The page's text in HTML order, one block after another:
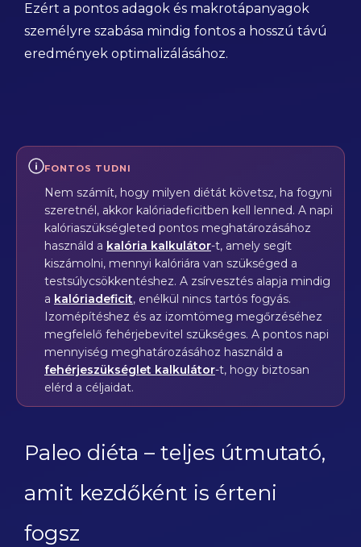
Ezért a pontos adagok és makrotápanyagok
személyre szabása mindig fontos a hosszú távú
eredmények optimalizálásához.
FONTOS TUDNI
Nem számít, hogy milyen diétát követsz, ha fogyni
szeretnél, akkor kalóriadeficitben kell lenned. A napi
kalóriaszükségleted pontos meghatározásához
használd a kalória kalkulátor-t, amely segít
kiszámolni, mennyi kalóriára van szükséged a
testsúlycsökkentéshez. A zsírvesztés alapja mindig
a kalóriadeficit, enélkül nincs tartós fogyás.
Izomépítéshez és az izomtömeg megőrzéséhez
megfelelő fehérjebevitel szükséges. A pontos napi
mennyiség meghatározásához használd a
fehérjeszükséglet kalkulátor-t, hogy biztosan
elérd a céljaidat.
Paleo diéta – teljes útmutató,
amit kezdőként is érteni
fogsz